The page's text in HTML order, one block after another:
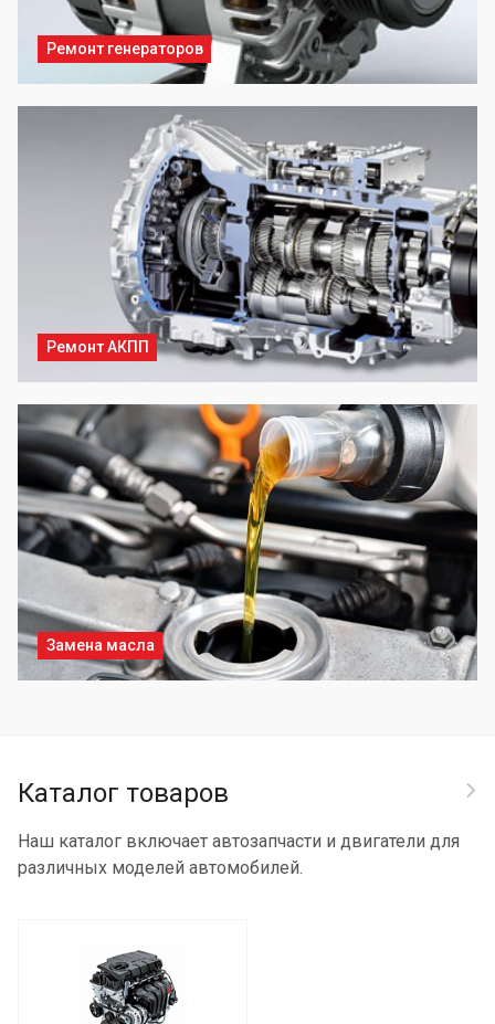
Ремонт генераторов
Ремонт АКПП
Замена масла
Каталог товаров
Наш каталог включает автозапчасти и двигатели для
различных моделей автомобилей.